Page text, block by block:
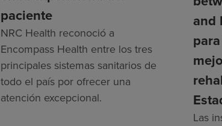
paciente
NRC Health reconoció a
Encompass Health entre los tres
principales sistemas sanitarios de
todo el país por ofrecer una
atención excepcional.
and
Las